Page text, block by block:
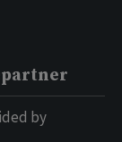
by